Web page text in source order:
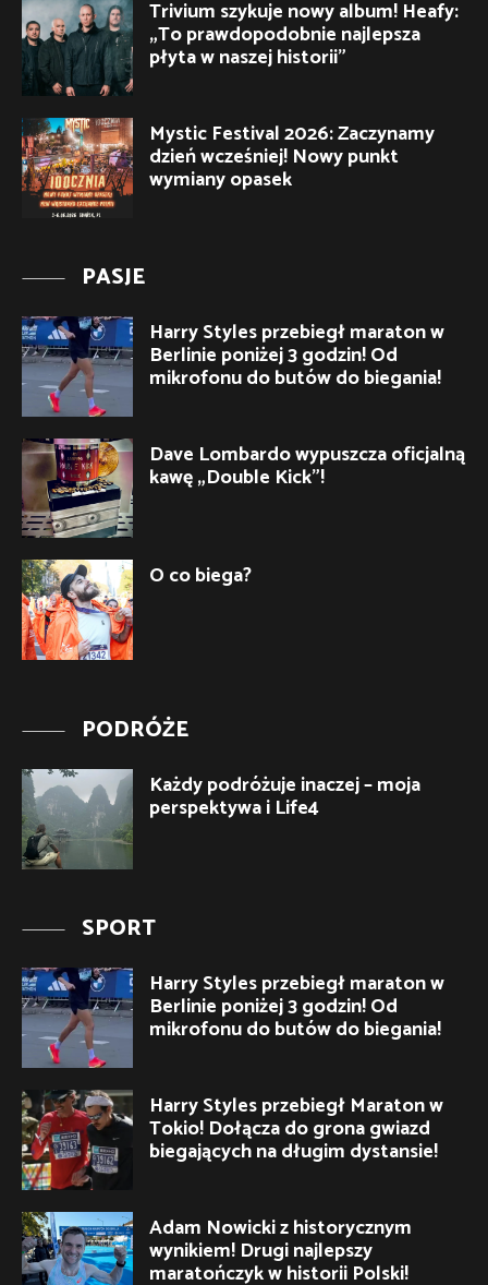
Trivium szykuje nowy album! Heafy:
„To prawdopodobnie najlepsza
płyta w naszej historii”
Mystic Festival 2026: Zaczynamy
dzień wcześniej! Nowy punkt
wymiany opasek
PASJE
Harry Styles przebiegł maraton w
Berlinie poniżej 3 godzin! Od
mikrofonu do butów do biegania!
Dave Lombardo wypuszcza oficjalną
kawę „Double Kick”!
O co biega?
PODRÓŻE
Każdy podróżuje inaczej – moja
perspektywa i Life4
SPORT
Harry Styles przebiegł maraton w
Berlinie poniżej 3 godzin! Od
mikrofonu do butów do biegania!
Harry Styles przebiegł Maraton w
Tokio! Dołącza do grona gwiazd
biegających na długim dystansie!
Adam Nowicki z historycznym
wynikiem! Drugi najlepszy
maratończyk w historii Polski!